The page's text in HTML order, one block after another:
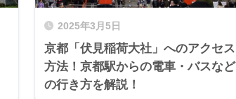
2025年3月5日
京都「伏見稲荷大社」へのアクセス
方法！京都駅からの電車・バスなど
の行き方を解説！